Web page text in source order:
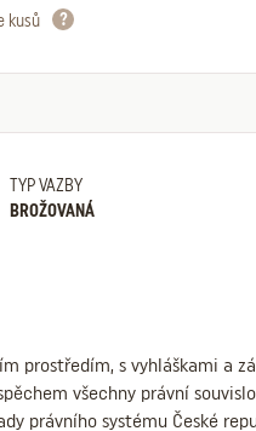
kusů
TYP VAZBY
BROŽOVANÁ
prostředím, s vyhláškami a
všechny právní
právního systému České